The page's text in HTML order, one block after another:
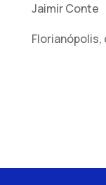
Jaimir Conte
Florianópolis,